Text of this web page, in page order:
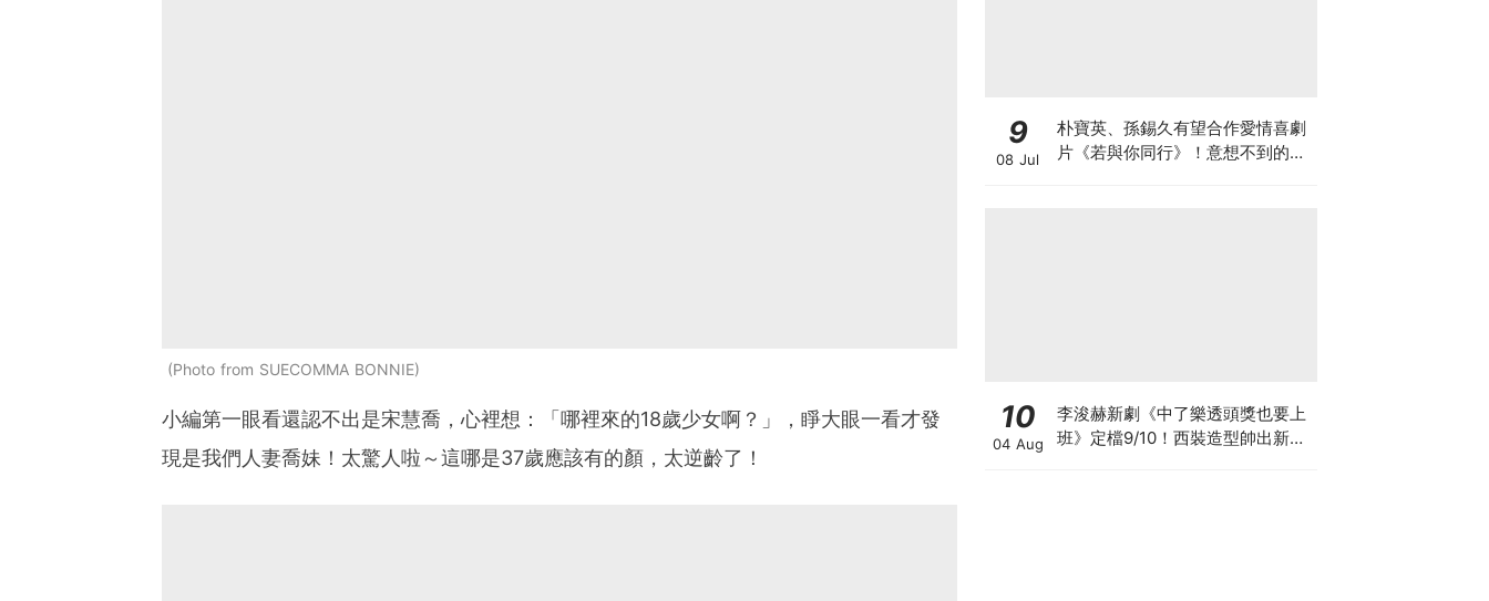
Photo from SUECOMMA BONNIE
小編第一眼看還認不出是宋慧喬，心裡想：「哪裡來的18歲少女啊？」，睜大眼一看才發
現是我們人妻喬妹！太驚人啦～這哪是37歲應該有的顏，太逆齡了！
9
08 Jul
朴寶英、孫錫久有望合作愛情喜劇
片《若與你同行》！意想不到的新
10
04 Aug
李浚赫新劇《中了樂透頭獎也要上
班》定檔9/10！西裝造型帥出新高